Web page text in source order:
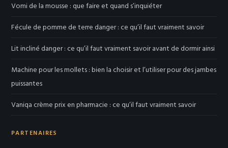
Vomi de la mousse : que faire et quand s’inquiéter
Fécule de pomme de terre danger : ce qu’il faut vraiment savoir
Lit incliné danger : ce qu’il faut vraiment savoir avant de dormir ainsi
Machine pour les mollets : bien la choisir et l’utiliser pour des jambes
puissantes
Vaniqa crème prix en pharmacie : ce qu’il faut vraiment savoir
PARTENAIRES